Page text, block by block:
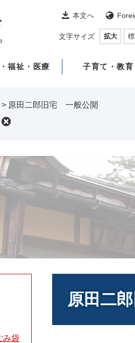
本文へ
文字サイズ 拡大
福祉・医療 子育て・教育
> 原田二郎旧宅 一般公開
原田二
み袋